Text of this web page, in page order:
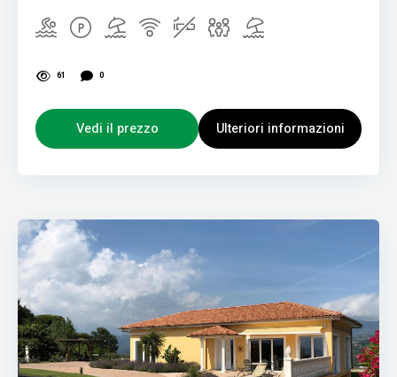
61 0
Vedi il prezzo Ulteriori informazioni